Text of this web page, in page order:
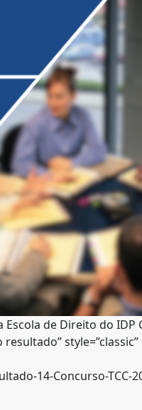
Escola de Direito do
style=”classic”
14-Concurso-TCC-